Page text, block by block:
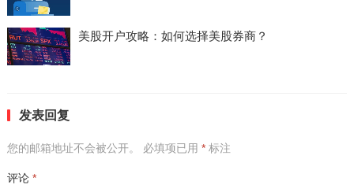
美股开户攻略：如何选择美股券商？
发表回复
您的邮箱地址不会被公开。 必填项已用 *标注
评论 *